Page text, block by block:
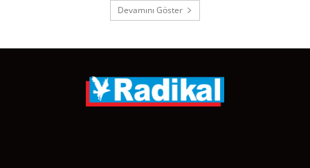
Devamını Göster